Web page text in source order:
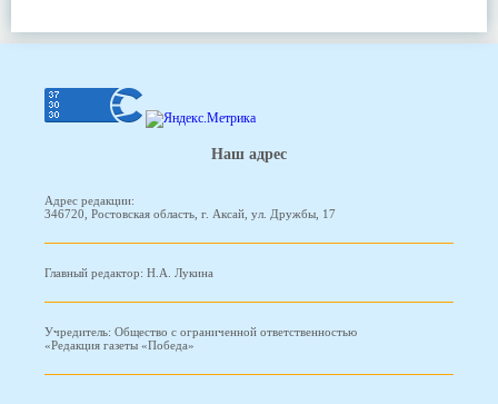
Наш адрес
Адрес редакции:
346720, Ростовская область, г. Аксай, ул. Дружбы, 17
Главный редактор: Н.А. Лукина
Учредитель: Общество с ограниченной ответственностью
«Редакция газеты «Победа»